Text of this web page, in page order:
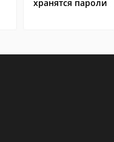
хранятся пароли